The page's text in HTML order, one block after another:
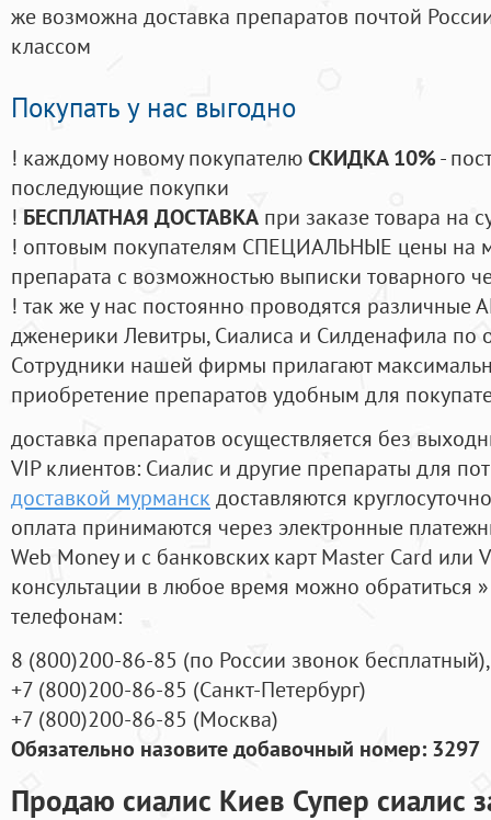
же возможна доставка препаратов почтой
классом
Покупать у нас выгодно
! каждому новому покупателюСКИДКА 10%-
последующие покупки
! БЕСПЛАТНАЯ ДОСТАВКА при заказе товара на
! оптовым покупателям СПЕЦИАЛЬНЫЕ цены на
препарата с возможностью выписки товарного
! так же у нас постоянно проводятся
дженерики Левитры, Сиалиса и Силденафила по
Cотрудники нашей фирмы прилагают
приобретение препаратов удобным для
доставка препаратов осуществляется без
VIP клиентов: Сиалис и другие препараты для
доставкой мурманск доставляются круглосуточно
оплата принимаются через электронные
Web Money и с банковских карт Master Card или
консультации в любое время можно обратиться
телефонам:
8 (800)200-86-85 (по России звонок бесплатный),
+7 (800)200-86-85 (Санкт-Петербург)
+7 (800)200-86-85 (Москва)
Обязательно назовите добавочный номер: 3297
Продаю сиалис Киев Супер сиалис